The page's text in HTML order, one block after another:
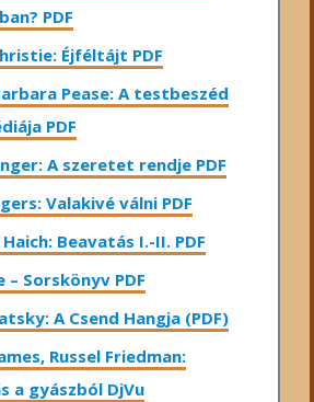
PDF
Éjféltájt PDF
Pease: A testbeszéd
PDF
A ​szeretet rendje PDF
Valakivé válni PDF
Beavatás I.-II. PDF
– Sorskönyv PDF
A Csend Hangja (PDF)
Russel Friedman:
a gyászból DjVu